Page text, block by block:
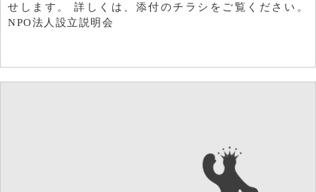
せします。 詳しくは、添付のチラシをご覧ください。
NPO法人設立説明会